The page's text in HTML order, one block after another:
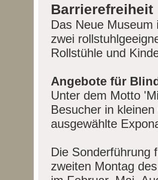
Barrierefreiheit
Das Neue
zwei
Rollstühle und
Angebote für
Unter dem Motto
Besucher in
ausgewählte
Die Sonderführung
zweiten Montag